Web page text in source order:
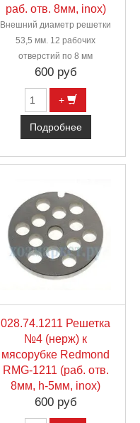
раб. отв. 8мм, inox)
Внешний диаметр решетки
53,5 мм. 12 рабочих
отверстий по 8 мм
600 руб
+
Подробнее
028.74.1211 Решетка
№4 (нерж) к
мясорубке Redmond
RMG-1211 (раб. отв.
8мм, h-5мм, inox)
600 руб